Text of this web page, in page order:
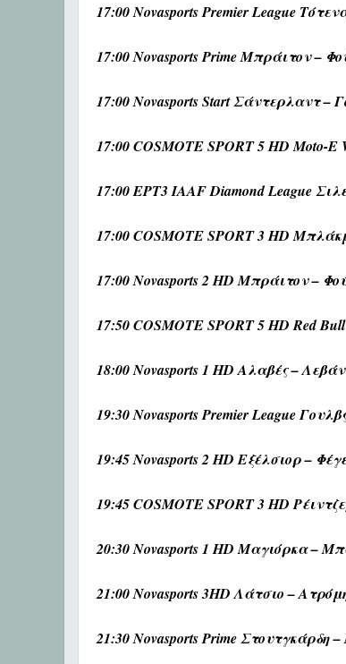
17:00 Novasports Premier League
17:00 Novasports Prime Μπράιτον –
17:00 Novasports Start Σάντερλαντ –
17:00 COSMOTE SPORT 5 HD Moto-
17:00 ΕΡΤ3 IAAF Diamond League
17:00 COSMOTE SPORT 3 HD
17:00 Novasports 2 HD Μπράιτον –
17:50 COSMOTE SPORT 5 HD Red
18:00 Novasports 1 HD Αλαβές –
19:30 Novasports Premier League
19:45 Novasports 2 HD Εξέλσιορ –
19:45 COSMOTE SPORT 3 HD
20:30 Novasports 1 HD Μαγιόρκα –
21:00 Novasports 3HD Λάτσιο –
21:30 Novasports Prime